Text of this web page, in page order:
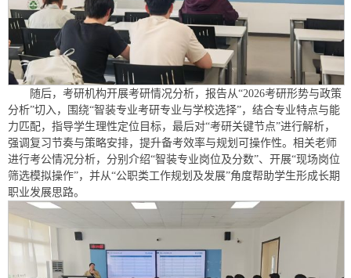
随后， 考研机构开展考研情况分析，报告从“2026考研形势与政策
分析”切入，围绕“智装专业考研专业与学校选择”，结合专业特点与能
力匹配，指导学生理性定位目标，最后对“考研关键节点”进行解析，
强调复习节奏与策略安排，提升备考效率与规划可操作性。 相关老师
进行考公情况分析，分别介绍“智装专业岗位及分数”、开展“现场岗位
筛选模拟操作”，并从“公职类工作规划及发展”角度帮助学生形成长期
职业发展思路。